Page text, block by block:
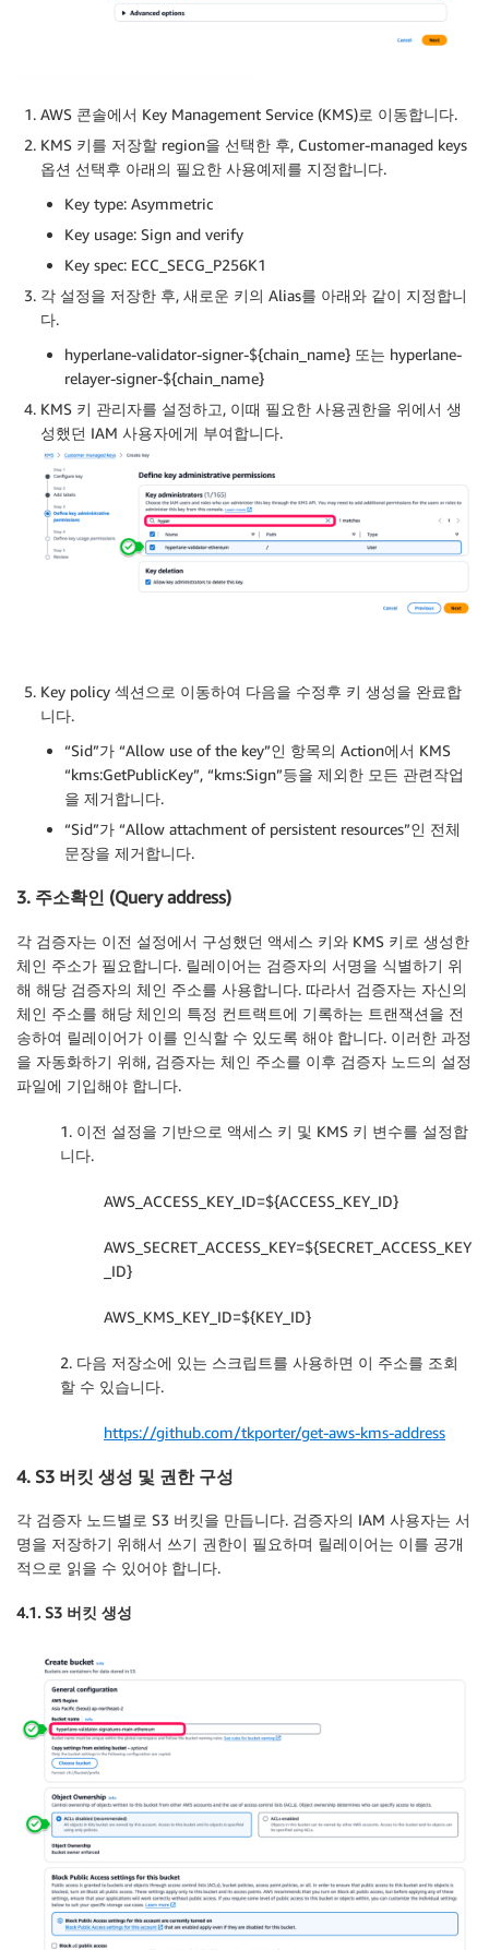
AWS 콘솔에서 Key Management Service (KMS)로 이동합니다.
KMS 키를 저장할 region을 선택한 후, Customer-managed keys
옵션 선택후 아래의 필요한 사용예제를 지정합니다.
Key type: Asymmetric
Key usage: Sign and verify
Key spec: ECC_SECG_P256K1
각 설정을 저장한 후, 새로운 키의 Alias를 아래와 같이 지정합니
다.
hyperlane-validator-signer-${chain_name} 또는 hyperlane-
relayer-signer-${chain_name}
KMS 키 관리자를 설정하고, 이때 필요한 사용권한을 위에서 생
성했던 IAM 사용자에게 부여합니다.
Key policy 섹션으로 이동하여 다음을 수정후 키 생성을 완료합
니다.
“Sid”가 “Allow use of the key”인 항목의 Action에서 KMS
“kms:GetPublicKey”, “kms:Sign”등을 제외한 모든 관련작업
을 제거합니다.
“Sid”가 “Allow attachment of persistent resources”인 전체
문장을 제거합니다.
3. 주소확인 (Query address)
각 검증자는 이전 설정에서 구성했던 액세스 키와 KMS 키로 생성한
체인 주소가 필요합니다. 릴레이어는 검증자의 서명을 식별하기 위
해 해당 검증자의 체인 주소를 사용합니다. 따라서 검증자는 자신의
체인 주소를 해당 체인의 특정 컨트랙트에 기록하는 트랜잭션을 전
송하여 릴레이어가 이를 인식할 수 있도록 해야 합니다. 이러한 과정
을 자동화하기 위해, 검증자는 체인 주소를 이후 검증자 노드의 설정
파일에 기입해야 합니다.
1. 이전 설정을 기반으로 액세스 키 및 KMS 키 변수를 설정합
니다.
AWS_ACCESS_KEY_ID=${ACCESS_KEY_ID}
AWS_SECRET_ACCESS_KEY=${SECRET_ACCESS_KEY
_ID}
AWS_KMS_KEY_ID=${KEY_ID}
2. 다음 저장소에 있는 스크립트를 사용하면 이 주소를 조회
할 수 있습니다.
https://github.com/tkporter/get-aws-kms-address
4. S3 버킷 생성 및 권한 구성
각 검증자 노드별로 S3 버킷을 만듭니다. 검증자의 IAM 사용자는 서
명을 저장하기 위해서 쓰기 권한이 필요하며 릴레이어는 이를 공개
적으로 읽을 수 있어야 합니다.
4.1. S3 버킷 생성